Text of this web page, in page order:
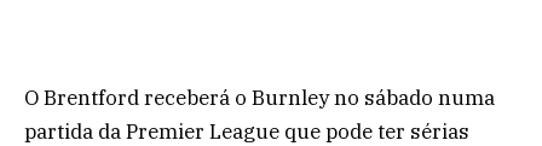
O Brentford receberá o Burnley no sábado numa
partida da Premier League que pode ter sérias